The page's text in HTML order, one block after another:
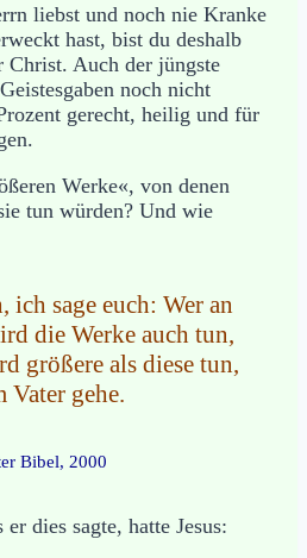
liebst und noch nie Kranke
hast, bist du deshalb
Auch der jüngste
noch nicht
gerecht, heilig und für
Werke«, von denen
tun würden? Und wie
sage euch: Wer an
die Werke auch tun,
größere als diese tun,
Vater gehe.
Bibel, 2000
dies sagte, hatte Jesus: